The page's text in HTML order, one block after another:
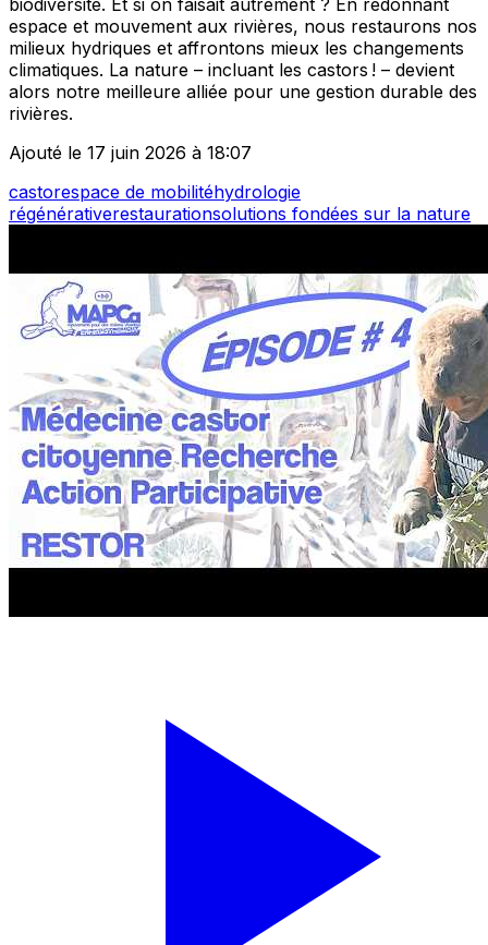
biodiversité. Et si on faisait autrement ? En redonnant
espace et mouvement aux rivières, nous restaurons nos
milieux hydriques et affrontons mieux les changements
climatiques. La nature – incluant les castors ! – devient
alors notre meilleure alliée pour une gestion durable des
rivières.
Ajouté le 17 juin 2026 à 18:07
castorespace de mobilitéhydrologie
régénérativerestaurationsolutions fondées sur la nature